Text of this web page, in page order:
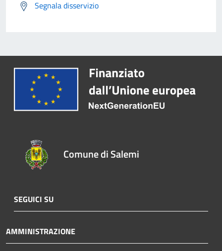
Segnala disservizio
Comune di Salemi
SEGUICI SU
AMMINISTRAZIONE